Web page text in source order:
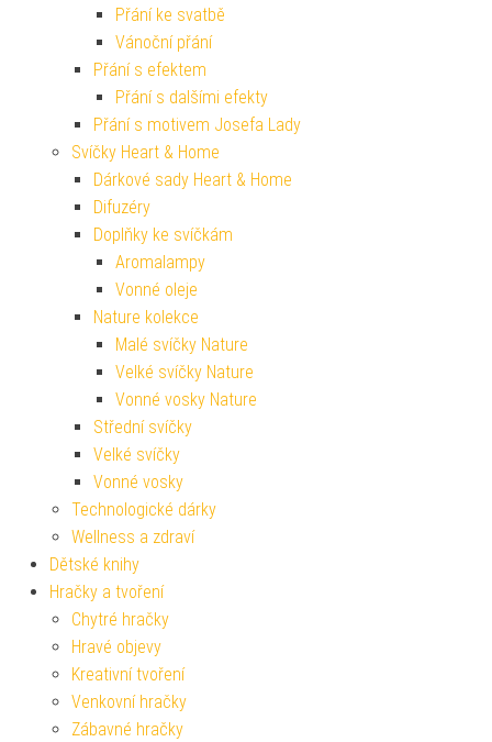
Přání ke svatbě
Vánoční přání
Přání s efektem
Přání s dalšími efekty
Přání s motivem Josefa Lady
Svíčky Heart & Home
Dárkové sady Heart & Home
Difuzéry
Doplňky ke svíčkám
Aromalampy
Vonné oleje
Nature kolekce
Malé svíčky Nature
Velké svíčky Nature
Vonné vosky Nature
Střední svíčky
Velké svíčky
Vonné vosky
Technologické dárky
Wellness a zdraví
Dětské knihy
Hračky a tvoření
Chytré hračky
Hravé objevy
Kreativní tvoření
Venkovní hračky
Zábavné hračky